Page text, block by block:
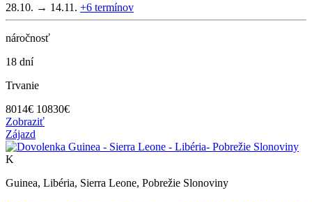
28.10. → 14.11. +6 termínov
náročnosť
18 dní
Trvanie
8014€ 10830€
Zobraziť
Zájazd
K
Guinea, Libéria, Sierra Leone, Pobrežie Slonoviny